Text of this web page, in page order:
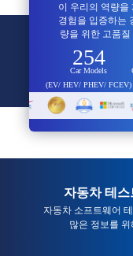
이 우리의 역량을
경험을 입증하는
량을 위한 고품
254
Car Models
(EV/ HEV/ PHEV/ FCEV)
자동차 테스
자동차 소프트웨어
많은 정보를